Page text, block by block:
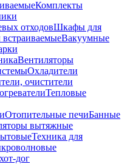
Комплекты
отходовШкафы для
Вакуумные
Вентиляторы
Охладители
очистители
Тепловые
Отопительные печиБанные
вытяжные
Техника для
дог